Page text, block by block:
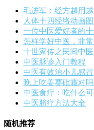
毛进军：经方越用
人体十四经络动画
一位中医爱好者的
怎样学好中医，非
十世家传之民间中
中医脉诊入门教程
中医有效治小儿感冒
晚上吃姜赛砒霜对吗
中医食疗：吃什么
中医脐疗方法大全
随机推荐